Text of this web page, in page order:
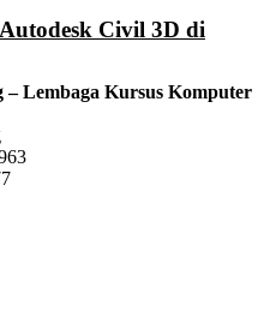
Civil 3D di
– Lembaga Kursus Komputer